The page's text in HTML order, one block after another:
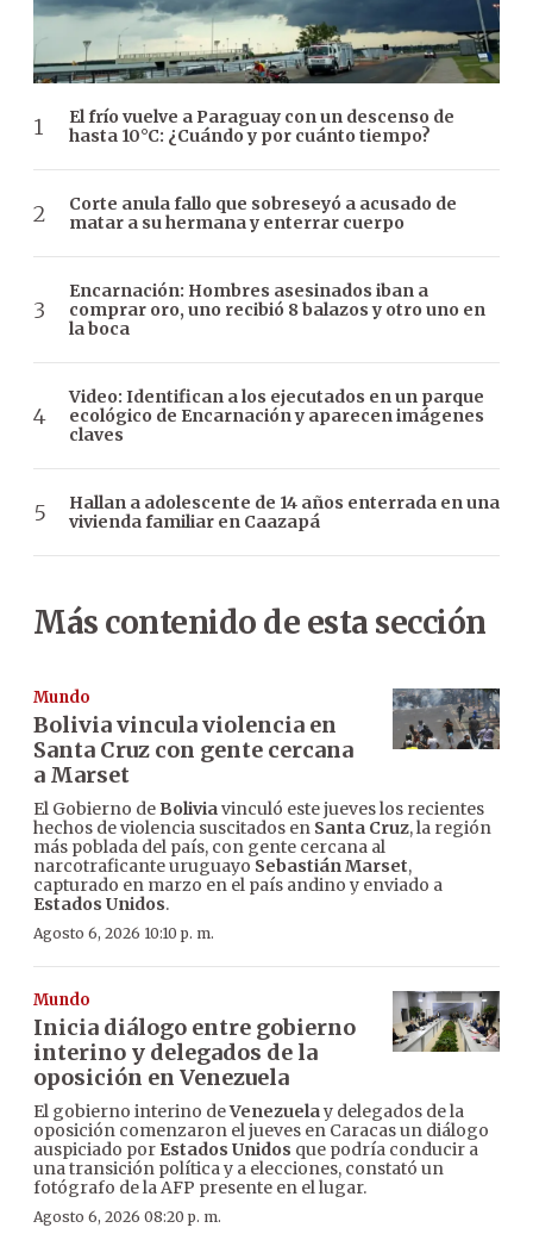
El frío vuelve a Paraguay con un descenso de
hasta 10°C: ¿Cuándo y por cuánto tiempo?
Corte anula fallo que sobreseyó a acusado de
matar a su hermana y enterrar cuerpo
Encarnación: Hombres asesinados iban a
comprar oro, uno recibió 8 balazos y otro uno en
la boca
Video: Identifican a los ejecutados en un parque
ecológico de Encarnación y aparecen imágenes
claves
Hallan a adolescente de 14 años enterrada en una
vivienda familiar en Caazapá
Más contenido de esta sección
Mundo
Bolivia vincula violencia en
Santa Cruz con gente cercana
a Marset
El Gobierno de Boliviavinculó este jueves los recientes
hechos de violencia suscitados en Santa Cruz, la región
más poblada del país, con gente cercana al
narcotraficante uruguayo Sebastián Marset,
capturado en marzo en el país andino y enviado a
Estados Unidos.
Agosto 6, 2026 10:10 p. m.
Mundo
Inicia diálogo entre gobierno
interino y delegados de la
oposición en Venezuela
El gobierno interino deVenezuelay delegados de la
oposición comenzaron el jueves en Caracas un diálogo
auspiciado por Estados Unidos que podría conducir a
una transición política y a elecciones, constató un
fotógrafo de la AFP presente en el lugar.
Agosto 6, 2026 08:20 p. m.